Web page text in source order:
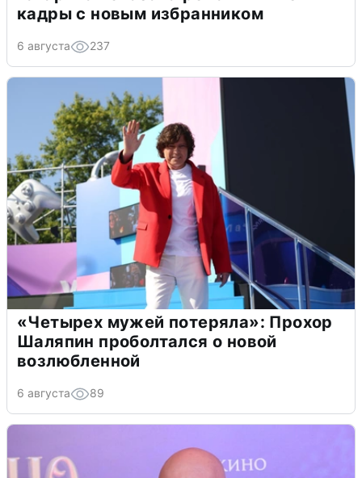
кадры с новым избранником
6 августа 237
«Четырех мужей потеряла»: Прохор
Шаляпин проболтался о новой
возлюбленной
6 августа 89